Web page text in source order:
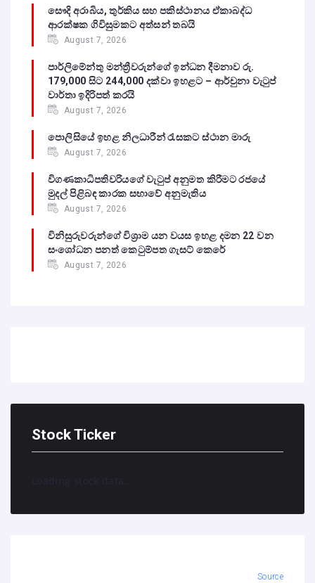
සෞදි අරාබිය, තුර්කිය සහ පකිස්ථානය ඒකාබද්ධ
ආරක්ෂක ගිවිසුමකට අත්සන් තබයි
August 7, 2026
පාර්ලිමේන්තු මන්ත්‍රීවරුන්ගේ ඉන්ධන දීමනාව රු.
179,000 සිට 244,000 දක්වා ඉහළට – ආර්චුනා වැටුප්
වාර්තා ඉදිරිපත් කරයි
August 7, 2026
පොලිසියේ ඉහළ නිලධාරීන් රැසකට ස්ථාන මාරු
August 7, 2026
විගණකාධිපතිවරියගේ වැටුප් අනුමත කිරීමට රජයේ
මුදල් පිළිබඳ කාරක සභාවේ අනුමැතිය
August 7, 2026
විනිසුරුවරුන්ගේ විශ්‍රාම යන වයස ඉහළ දමන 22 වන
සංශෝධන පනත් කෙටුම්පත ගැසට් කෙරේ
August 7, 2026
Stock Ticker
Loading stock data...
Source